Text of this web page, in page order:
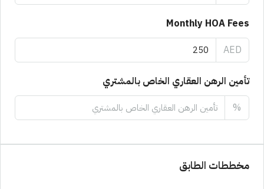
Monthly HOA Fees
AED
تأمين الرهن العقاري الخاص بالمشتري
%
مخططات الطابق